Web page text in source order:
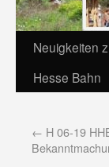
Neuigkeiten
Hesse Bahn
← H 06-19